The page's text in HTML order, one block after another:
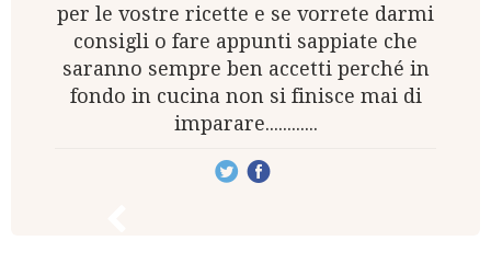
per le vostre ricette e se vorrete darmi
consigli o fare appunti sappiate che
saranno sempre ben accetti perché in
fondo in cucina non si finisce mai di
imparare............